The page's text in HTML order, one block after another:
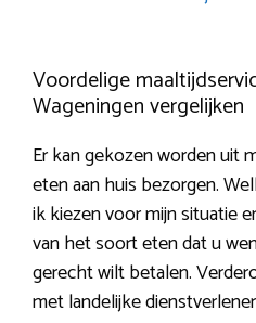
Voordelige
Wageningen vergelijken
Er kan gekozen worden uit
eten aan huis bezorgen.
ik kiezen voor mijn situatie
van het soort eten dat u
gerecht wilt betalen.
met landelijke